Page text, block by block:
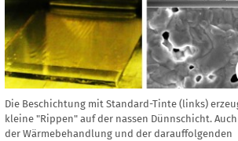
Die Beschichtung mit Standard-Tinte (links)
kleine "Rippen" auf der nassen Dünnschicht.
der Wärmebehandlung und der darauffolgenden